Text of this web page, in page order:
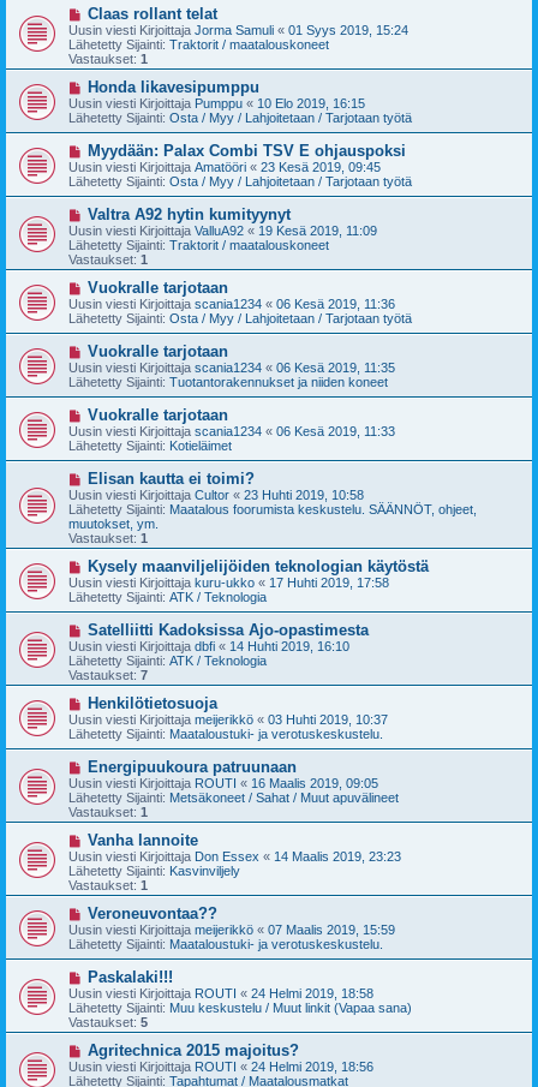
e
s
t
U
u
s
i
v
e
s
t
Claas rollant telat
Uusin viesti Kirjoittaja Jorma Samuli « 01 Syys 2019, 15:24
Lähetetty Sijainti: Traktorit / maatalouskoneet
Vastaukset: 1
U
u
s
i
v
e
s
t
Honda likavesipumppu
Uusin viesti Kirjoittaja Pumppu « 10 Elo 2019, 16:15
Lähetetty Sijainti: Osta / Myy / Lahjoitetaan / Tarjotaan työtä
U
u
s
i
v
e
s
t
Myydään: Palax Combi TSV E ohjauspoksi
Uusin viesti Kirjoittaja Amatööri « 23 Kesä 2019, 09:45
Lähetetty Sijainti: Osta / Myy / Lahjoitetaan / Tarjotaan työtä
U
u
s
i
v
s
t
Valtra A92 hytin kumityynyt
Uusin viesti Kirjoittaja ValluA92 « 19 Kesä 2019, 11:09
Lähetetty Sijainti: Traktorit / maatalouskoneet
Vastaukset: 1
U
u
s
i
v
e
s
t
Vuokralle tarjotaan
Uusin viesti Kirjoittaja scania1234 « 06 Kesä 2019, 11:36
Lähetetty Sijainti: Osta / Myy / Lahjoitetaan / Tarjotaan työtä
U
u
s
i
v
e
s
t
Vuokralle tarjotaan
Uusin viesti Kirjoittaja scania1234 « 06 Kesä 2019, 11:35
Lähetetty Sijainti: Tuotantorakennukset ja niiden koneet
U
u
s
i
v
e
s
t
i
Vuokralle tarjotaan
Uusin viesti Kirjoittaja scania1234 « 06 Kesä 2019, 11:33
Lähetetty Sijainti: Kotieläimet
U
u
s
i
v
i
e
s
t
i
Elisan kautta ei toimi?
Uusin viesti Kirjoittaja Cultor « 23 Huhti 2019, 10:58
Lähetetty Sijainti: Maatalous foorumista keskustelu. SÄÄNNÖT, ohjeet,
muutokset, ym.
Vastaukset: 1
U
u
s
i
v
e
s
t
Kysely maanviljelijöiden teknologian käytöstä
Uusin viesti Kirjoittaja kuru-ukko « 17 Huhti 2019, 17:58
Lähetetty Sijainti: ATK / Teknologia
U
u
s
i
v
e
s
t
Satelliitti Kadoksissa Ajo-opastimesta
Uusin viesti Kirjoittaja dbfi « 14 Huhti 2019, 16:10
Lähetetty Sijainti: ATK / Teknologia
Vastaukset: 7
U
u
s
i
v
e
s
t
Henkilötietosuoja
Uusin viesti Kirjoittaja meijerikkö « 03 Huhti 2019, 10:37
Lähetetty Sijainti: Maataloustuki- ja verotuskeskustelu.
U
u
s
i
v
s
t
i
Energipuukoura patruunaan
Uusin viesti Kirjoittaja ROUTI « 16 Maalis 2019, 09:05
Lähetetty Sijainti: Metsäkoneet / Sahat / Muut apuvälineet
Vastaukset: 1
U
u
s
i
v
s
t
Vanha lannoite
Uusin viesti Kirjoittaja Don Essex « 14 Maalis 2019, 23:23
Lähetetty Sijainti: Kasvinviljely
Vastaukset: 1
U
u
s
i
v
e
s
t
Veroneuvontaa??
Uusin viesti Kirjoittaja meijerikkö « 07 Maalis 2019, 15:59
Lähetetty Sijainti: Maataloustuki- ja verotuskeskustelu.
U
u
s
i
v
e
s
Paskalaki!!!
Uusin viesti Kirjoittaja ROUTI « 24 Helmi 2019, 18:58
Lähetetty Sijainti: Muu keskustelu / Muut linkit (Vapaa sana)
Vastaukset: 5
U
u
s
Agritechnica 2015 majoitus?
Uusin viesti Kirjoittaja ROUTI « 24 Helmi 2019, 18:56
Lähetetty Sijainti: Tapahtumat / Maatalousmatkat